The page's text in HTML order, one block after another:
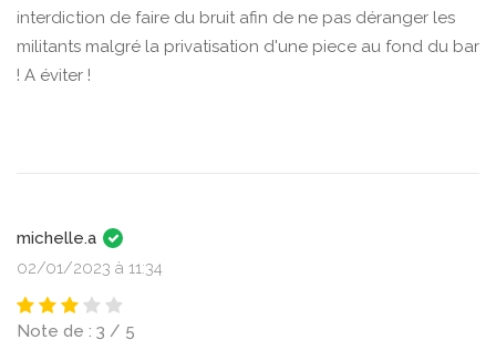
interdiction de faire du bruit afin de ne pas déranger les
militants malgré la privatisation d'une piece au fond du bar
! A éviter !
michelle.a
02/01/2023 à 11:34
Note de : 3 / 5